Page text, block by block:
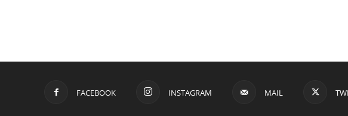
FACEBOOK INSTAGRAM MAIL